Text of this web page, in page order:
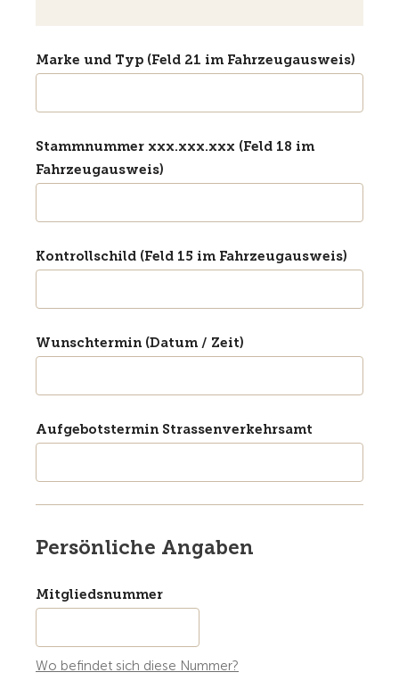
Marke und Typ (Feld 21 im Fahrzeugausweis)
Stammnummer xxx.xxx.xxx (Feld 18 im
Fahrzeugausweis)
Kontrollschild (Feld 15 im Fahrzeugausweis)
Wunschtermin (Datum / Zeit)
Aufgebotstermin Strassenverkehrsamt
Persönliche Angaben
Mitgliedsnummer
Wo befindet sich diese Nummer?